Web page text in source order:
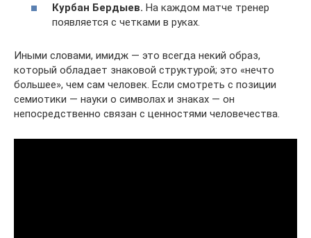
Курбан Бердыев. На каждом матче тренер
появляется с четками в руках.
Иными словами, имидж — это всегда некий образ,
который обладает знаковой структурой; это «нечто
большее», чем сам человек. Если смотреть с позиции
семиотики — науки о символах и знаках — он
непосредственно связан с ценностями человечества.